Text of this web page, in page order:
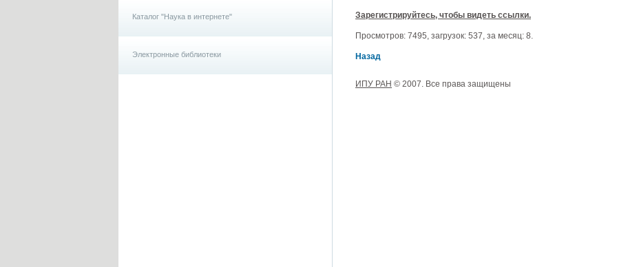
Каталог "Наука в интернете"
Электронные библиотеки
Зарегистрируйтесь, чтобы видеть ссылки.
Просмотров: 7495, загрузок: 537, за месяц: 8.
Назад
ИПУ РАН © 2007. Все права защищены